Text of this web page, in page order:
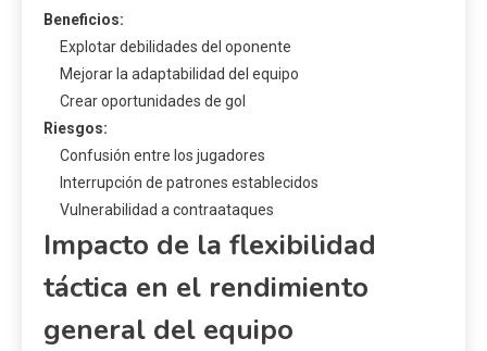
Beneficios:
Explotar debilidades del oponente
Mejorar la adaptabilidad del equipo
Crear oportunidades de gol
Riesgos:
Confusión entre los jugadores
Interrupción de patrones establecidos
Vulnerabilidad a contraataques
Impacto de la flexibilidad
táctica en el rendimiento
general del equipo